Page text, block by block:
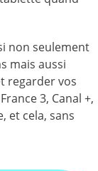
non seulement
mais aussi
regarder vos
3, Canal +,
et cela, sans